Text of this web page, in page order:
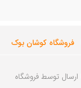
فروشگاه کوشان بوک
ارسال توسط فروشگاه